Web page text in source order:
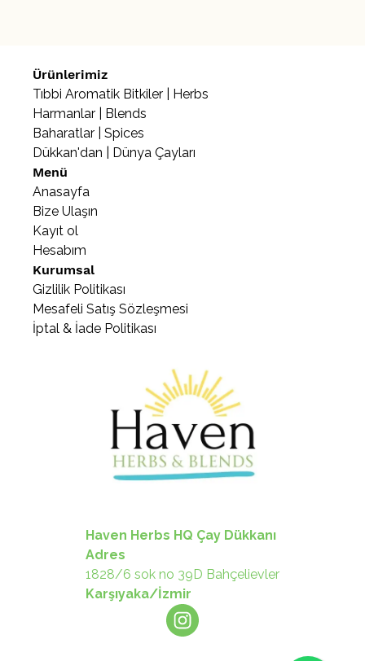
Ürünlerimiz
Tıbbi Aromatik Bitkiler | Herbs
Harmanlar | Blends
Baharatlar | Spices
Dükkan'dan | Dünya Çayları
Menü
Anasayfa
Bize Ulaşın
Kayıt ol
Hesabım
Kurumsal
Gizlilik Politikası
Mesafeli Satış Sözleşmesi
İptal & İade Politikası
Haven Herbs HQ Çay Dükkanı
Adres
1828/6 sok no 39D Bahçelievler
Karşıyaka/İzmir